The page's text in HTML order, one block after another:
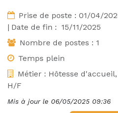
Prise de poste : 01/04/
| Date de fin : 15/11/2025
Nombre de postes : 1
Temps plein
Métier : Hôtesse
H/F
Mis à jour le 06/05/2025 09:36